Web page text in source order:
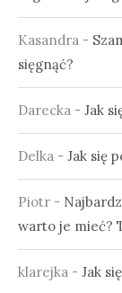
Kasandra -
sięgnąć?
Darecka - Jak
Delka - Jak się
Piotr -
warto je mieć?
klarejka - Jak